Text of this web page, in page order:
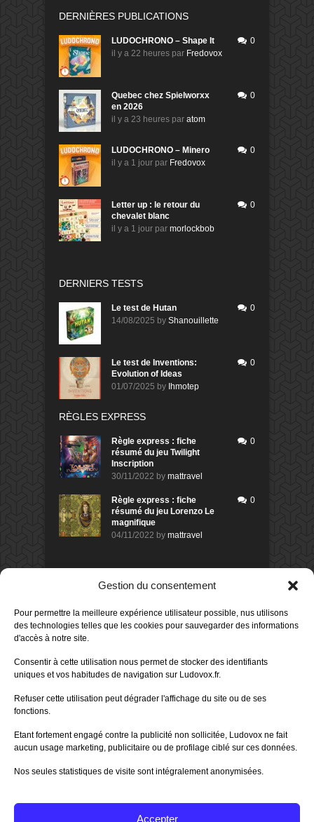
Gestion du consentement
Pour permettre la meilleure expérience utilisateur possible, nus utilisons
des technologies telles que les cookies pour sauvegarder des informations
d'accès à notre site.
Consentir à cette utilisation nous permet de stocker des identifiants
uniques et vos habitudes de navigation sur Ludovox.fr.
Refuser cette utilisation peut dégrader l'affichage du site ou de ses
fonctions.
Etant fortement engagé contre la publicité non sollicitée, Ludovox ne fait
aucun usage marketing, publicitaire ou de profilage ciblé sur ces données.
Nos seules statistiques de visite sont intégralement anonymisées.
Accepter
DERNIÈRES PUBLICATIONS
LUDOCHRONO – Shape It
il y a 22 heures par Fredovox
0
Quebec chez Spielworxx
en 2026
il y a 23 heures par atom
0
LUDOCHRONO – Minero
il y a 1 jour par Fredovox
0
Letter up : le retour du
chevalet blanc
il y a 1 jour par morlockbob
0
DERNIERS TESTS
Le test de Hutan
14/08/2025 by Shanouillette
0
Le test de Inventions:
Evolution of Ideas
01/07/2025 by Ihmotep
0
RÈGLES EXPRESS
Règle express : fiche
résumé du jeu Twilight
Inscription
30/11/2022 by mattravel
0
Règle express : fiche
résumé du jeu Lorenzo Le
magnifique
04/11/2022 by mattravel
0
DERNIERS AVIS DES MEMBRES
Avis de morlockbob
Sur le jeu Collect!
il y a 9 heures
Avis demorlockbob
Sur le jeu Detective Box - Ciao
Publié leil y a 1 jour
80%
Sur le jeu Detective Box - Ciao
Bella